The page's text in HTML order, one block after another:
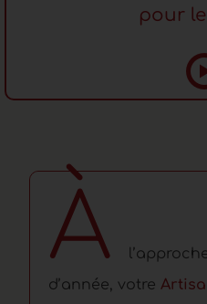
pour
À
d’année, votre